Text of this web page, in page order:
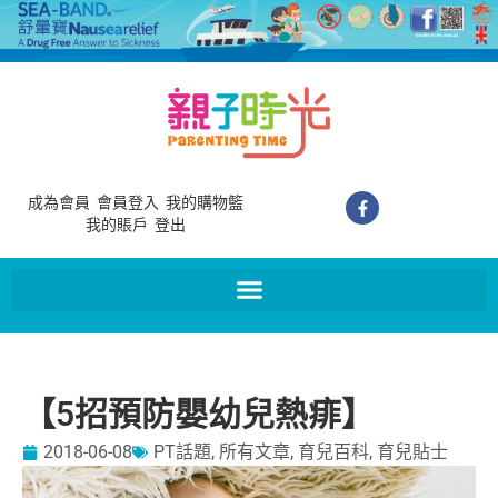
成為會員 會員登入 我的購物籃
我的賬戶 登出
【5招預防嬰幼兒熱痱】
2018-06-08 PT話題, 所有文章, 育兒百科, 育兒貼士